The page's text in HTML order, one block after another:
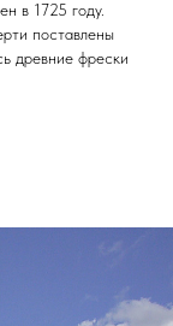
в 1725 году.
поставлены
древние фрески